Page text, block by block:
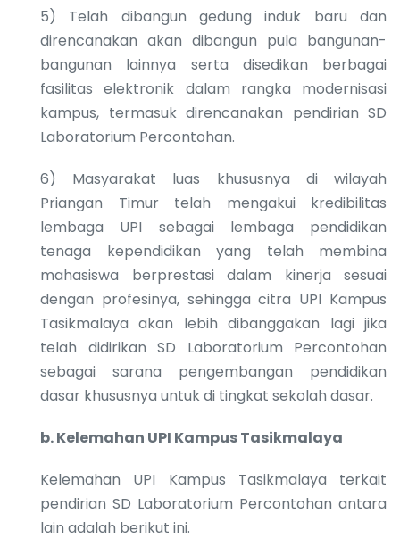
5) Telah dibangun gedung induk baru dan
direncanakan akan dibangun pula bangunan-
bangunan lainnya serta disedikan berbagai
fasilitas elektronik dalam rangka modernisasi
kampus, termasuk direncanakan pendirian SD
Laboratorium Percontohan.
6) Masyarakat luas khususnya di wilayah
Priangan Timur telah mengakui kredibilitas
lembaga UPI sebagai lembaga pendidikan
tenaga kependidikan yang telah membina
mahasiswa berprestasi dalam kinerja sesuai
dengan profesinya, sehingga citra UPI Kampus
Tasikmalaya akan lebih dibanggakan lagi jika
telah didirikan SD Laboratorium Percontohan
sebagai sarana pengembangan pendidikan
dasar khususnya untuk di tingkat sekolah dasar.
b.Kelemahan UPI Kampus Tasikmalaya
Kelemahan UPI Kampus Tasikmalaya terkait
pendirian SD Laboratorium Percontohan antara
lain adalah berikut ini.